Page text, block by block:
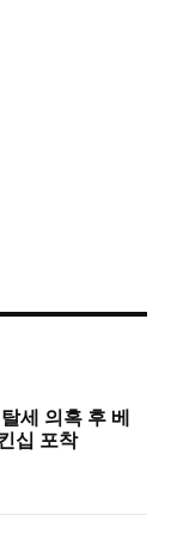
세 의혹 후 베
십 포착